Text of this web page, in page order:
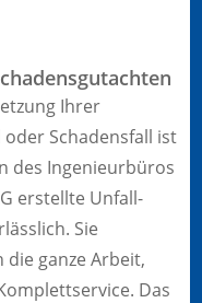
Ihrer
Schadensfall ist
des Ingenieurbüros
erstellte Unfall-
Sie
ganze Arbeit,
Das